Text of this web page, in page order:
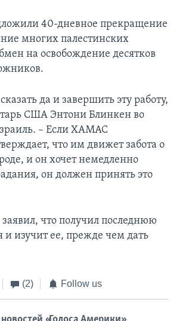
40-дневное прекращение
многих палестинских
на освобождение десятков
да и завершить эту работу,
США Энтони Блинкен во
– Если ХАМАС
что им движет забота о
и он хочет немедленно
он должен принять это
что получил последнюю
изучит ее, прежде чем дать
(2) Follow us